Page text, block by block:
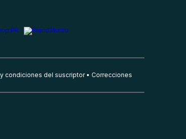
condiciones del suscriptor Correcciones